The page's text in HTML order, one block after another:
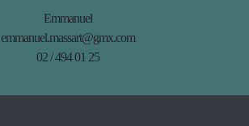
Emmanuel
emmanuel.massart@gmx.com
02 / 494 01 25